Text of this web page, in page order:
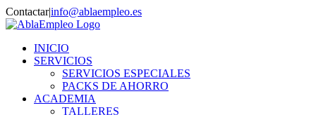
Skip
to
Contactar|info@ablaempleo.es
Facebook
Phone
INICIO
SERVICIOS
SERVICIOS ESPECIALES
PACKS DE AHORRO
ACADEMIA
TALLERES